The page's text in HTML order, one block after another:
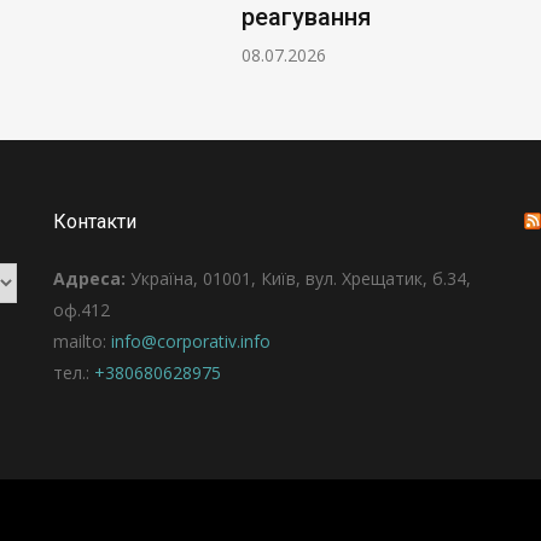
реагування
08.07.2026
Контакти
Адреса: Україна, 01001, Київ, вул. Хрещатик, б.34,
оф.412
mailto: info@corporativ.info
тел.: +380680628975